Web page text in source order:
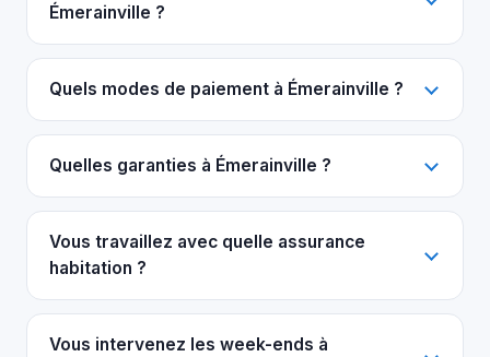
Émerainville ?
Quels modes de paiement à Émerainville ?
Quelles garanties à Émerainville ?
Vous travaillez avec quelle assurance
habitation ?
Vous intervenez les week-ends à